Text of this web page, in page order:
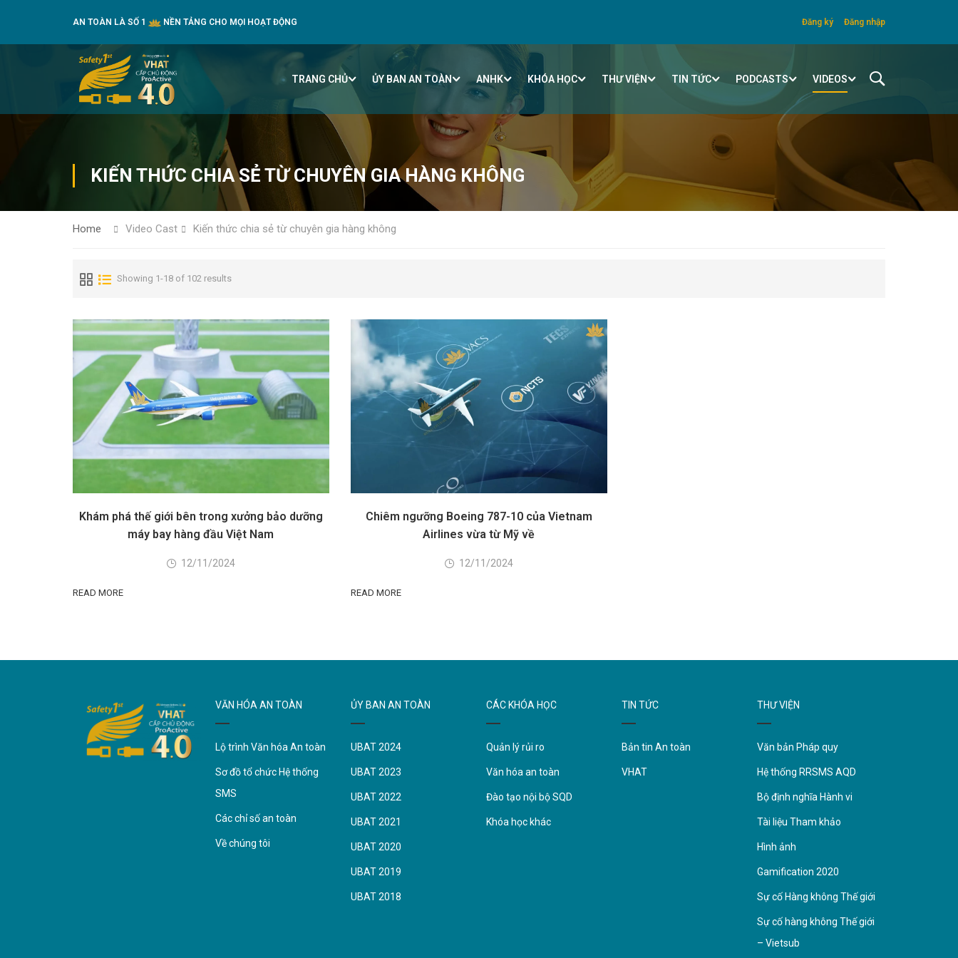
AN TOÀN LÀ SỐ 1 NỀN TẢNG CHO MỌI HOẠT ĐỘNG Đăng ký Đăng nhập
TRANG CHỦ ỦY BAN AN TOÀN ANHK KHÓA HỌC THƯ VIỆN TIN TỨC PODCASTS VIDEOS
KIẾN THỨC CHIA SẺ TỪ CHUYÊN GIA HÀNG KHÔNG
Home Video Cast Kiến thức chia sẻ từ chuyên gia hàng không
Showing 1-18 of 102 results
Khám phá thế giới bên trong xưởng bảo dưỡng
máy bay hàng đầu Việt Nam
12/11/2024
READ MORE
Chiêm ngưỡng Boeing 787-10 của Vietnam
Airlines vừa từ Mỹ về
12/11/2024
READ MORE
VĂN HÓA AN TOÀN
Lộ trình Văn hóa An toàn
Sơ đồ tổ chức Hệ thống
SMS
Các chỉ số an toàn
Về chúng tôi
ỦY BAN AN TOÀN
UBAT 2024
UBAT 2023
UBAT 2022
UBAT 2021
UBAT 2020
UBAT 2019
UBAT 2018
CÁC KHÓA HỌC
Quản lý rủi ro
Văn hóa an toàn
Đào tạo nội bộ SQD
Khóa học khác
TIN TỨC
Bản tin An toàn
VHAT
THƯ VIỆN
Văn bản Pháp quy
Hệ thống RRSMS AQD
Bộ định nghĩa Hành vi
Tài liệu Tham khảo
Hình ảnh
Gamification 2020
Sự cố Hàng không Thế giới
Sự cố hàng không Thế giới
– Vietsub